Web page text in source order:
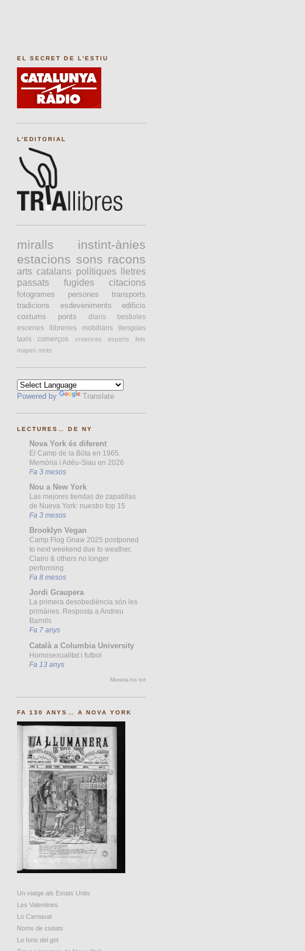
EL SECRET DE L'ESTIU
L'EDITORIAL
miralls
instint-ànies
estacions sons racons
arts catalans polítiques
lletres
passats
fugides citacions
fotogrames persones
transports
tradicions
esdeveniments
edificis
costums
ponts diaris
bestioles
escenes
llibreries mobiliaris
llengües
taxis
comerços creences esports
fets
mapes mots
Powered by Translate
LECTURES… DE NY
Nova York és diferent
El Camp de la Bóta en 1965.
Memòria i Adéu-Siau en 2026
Fa 3 mesos
Nou a New York
Las mejores tiendas de zapatillas
de Nueva York: nuestro top 15
Fa 3 mesos
Brooklyn Vegan
Camp Flog Gnaw 2025 postponed
to next weekend due to weather,
Clairo & others no longer
performing
Fa 8 mesos
Jordi Graupera
La primera desobediència són les
primàries. Resposta a Andreu
Barnils
Fa 7 anys
Català a Columbia University
Homosexualitat i futbol
Fa 13 anys
Mostra-ho tot
FA 130 ANYS… A NOVA YORK
Un viatge als Estats Units
Les Valentines
Lo Carnaval
Noms de ciutats
Lo fons del got